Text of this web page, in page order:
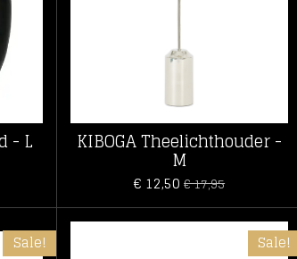
- L KIBOGA Theelichthouder -
M
€ 12,50 € 17,95
Sale! Sale!